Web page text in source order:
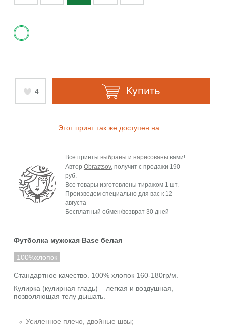
4 Купить
Этот принт так же доступен на ...
Все принты выбраны и нарисованы вами!
Автор Obraztsov, получит с продажи 190
руб.
Все товары изготовлены тиражом 1 шт.
Произведем специально для вас к 12
августа
Бесплатный обмен/возврат 30 дней
Футболка мужская Base белая
100%хлопок
Стандартное качество. 100% хлопок 160-180гр/м.
Кулирка (кулирная гладь) – легкая и воздушная,
позволяющая телу дышать.
Усиленное плечо, двойные швы;